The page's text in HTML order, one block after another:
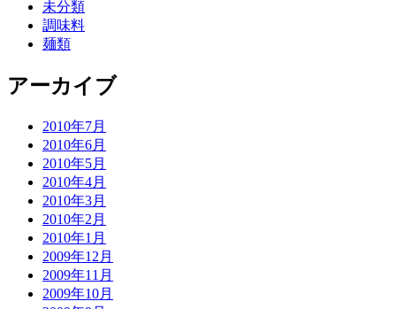
未分類
調味料
麺類
アーカイブ
2010年7月
2010年6月
2010年5月
2010年4月
2010年3月
2010年2月
2010年1月
2009年12月
2009年11月
2009年10月